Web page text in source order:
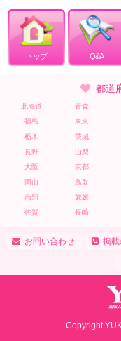
トップ Q&A
都道
北海道 青森
福島
東京
栃木
茨城
長野
山梨
大阪
京都
岡山
鳥取
高知
愛媛
佐賀
長崎
お問い合わせ 掲
Copyright